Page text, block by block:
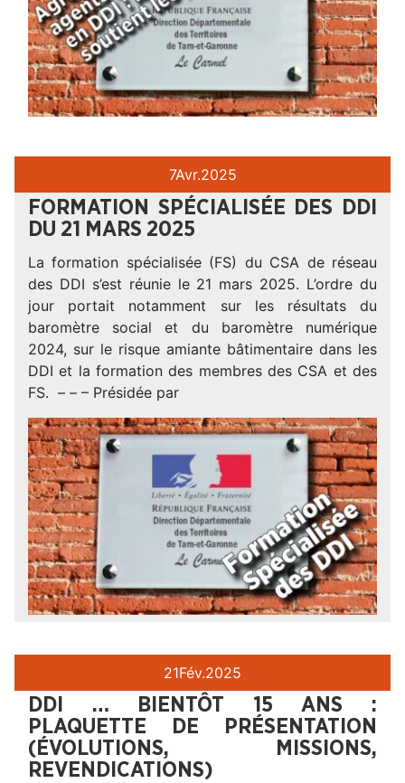
7Avr.2025
FORMATION SPÉCIALISÉE DES DDI
DU 21 MARS 2025
La formation spécialisée (FS) du CSA de réseau
des DDI s’est réunie le 21 mars 2025. L’ordre du
jour portait notamment sur les résultats du
baromètre social et du baromètre numérique
2024, sur le risque amiante bâtimentaire dans les
DDI et la formation des membres des CSA et des
FS. – – – Présidée par
21Fév.2025
DDI … BIENTÔT 15 ANS :
PLAQUETTE DE PRÉSENTATION
(ÉVOLUTIONS, MISSIONS,
REVENDICATIONS)